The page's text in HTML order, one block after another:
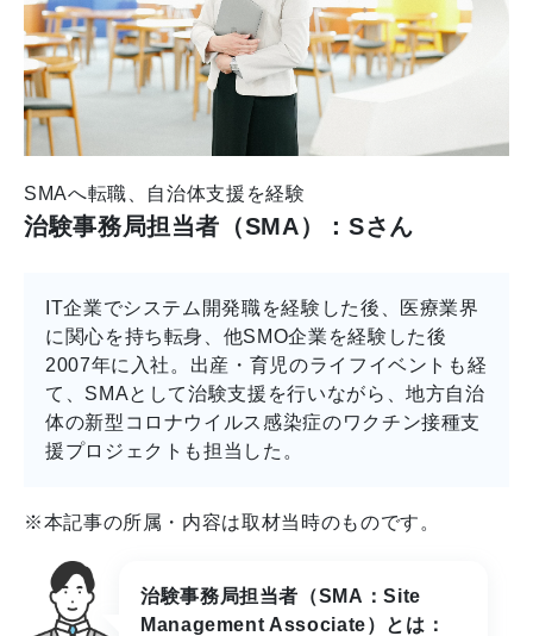
SMAへ転職、自治体支援を経験
治験事務局担当者（SMA）：Sさん
IT企業でシステム開発職を経験した後、医療業界
に関心を持ち転身、他SMO企業を経験した後
2007年に入社。出産・育児のライフイベントも経
て、SMAとして治験支援を行いながら、地方自治
体の新型コロナウイルス感染症のワクチン接種支
援プロジェクトも担当した。
※本記事の所属・内容は取材当時のものです。
治験事務局担当者（SMA：Site
Management Associate）とは：